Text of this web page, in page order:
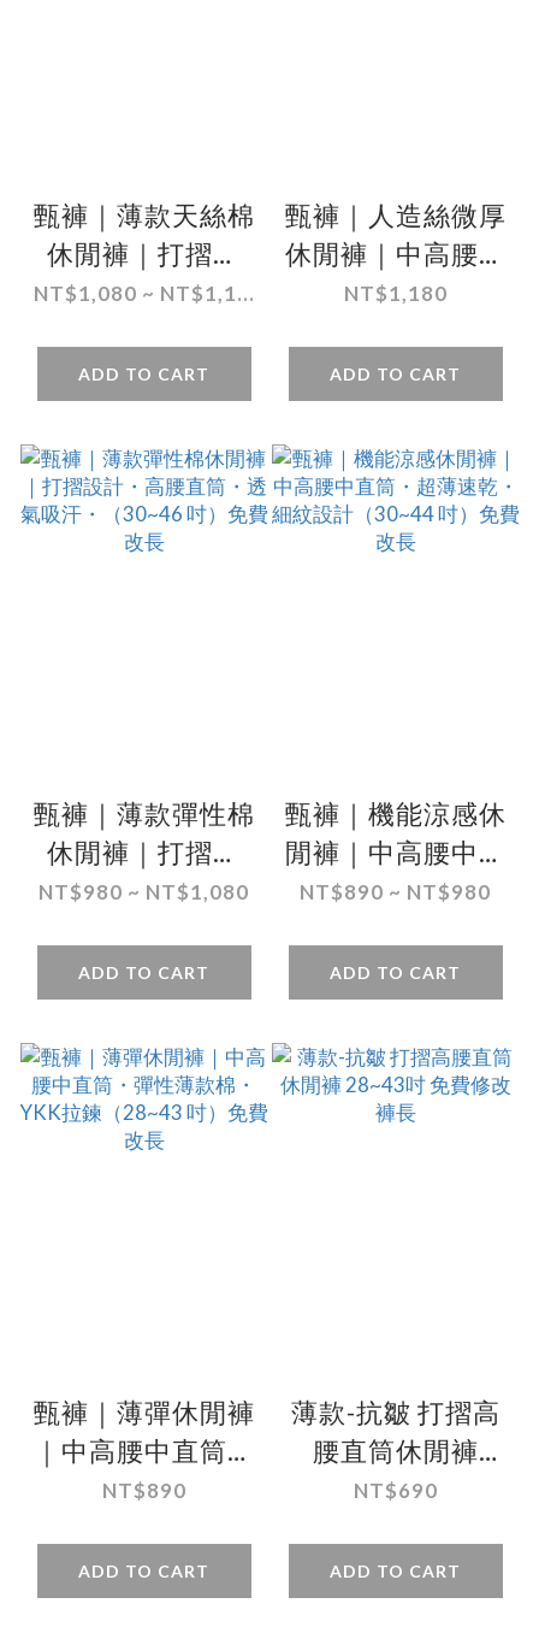
甄褲｜薄款天絲棉
休閒褲｜打摺高
腰・透氣吸汗
改長
NT$1,080 ~ NT$1,1...
ADD TO CART
甄褲｜人造絲微厚
休閒褲｜中高腰直
筒・無摺設計・四
吋）免費改長
NT$1,180
ADD TO CART
甄褲｜薄款彈性棉
休閒褲｜打摺設
計・高腰直筒・透
吋）免費改長
NT$980 ~ NT$1,080
ADD TO CART
甄褲｜機能涼感休
閒褲｜中高腰中直
筒・超薄速乾・細
吋）免費改長
NT$890 ~ NT$980
ADD TO CART
甄褲｜薄彈休閒褲
｜中高腰中直筒・
彈性薄款棉・YKK
免費改長
NT$890
ADD TO CART
薄款-抗皺 打摺高
腰直筒休閒褲
28~43吋 免費修改
NT$690
ADD TO CART